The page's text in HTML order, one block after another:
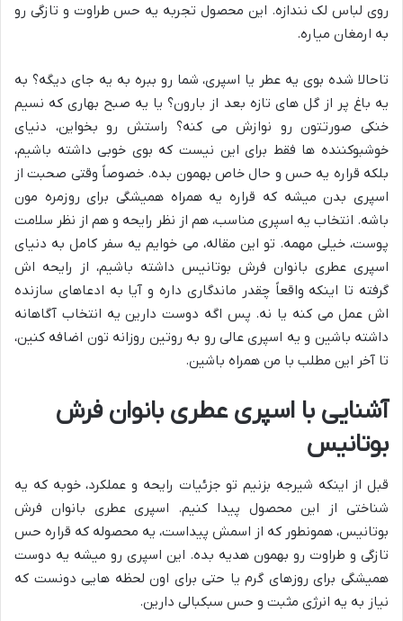
روی لباس لک نندازه. این محصول تجربه یه حس طراوت و تازگی رو
به ارمغان میاره.
تاحالا شده بوی یه عطر یا اسپری، شما رو ببره به یه جای دیگه؟ به
یه باغ پر از گل های تازه بعد از بارون؟ یا یه صبح بهاری که نسیم
خنکی صورتتون رو نوازش می کنه؟ راستش رو بخواین، دنیای
خوشبوکننده ها فقط برای این نیست که بوی خوبی داشته باشیم،
بلکه قراره یه حس و حال خاص بهمون بده. خصوصاً وقتی صحبت از
اسپری بدن میشه که قراره یه همراه همیشگی برای روزمره مون
باشه. انتخاب یه اسپری مناسب، هم از نظر رایحه و هم از نظر سلامت
پوست، خیلی مهمه. تو این مقاله، می خوایم یه سفر کامل به دنیای
اسپری عطری بانوان فرش بوتانیس داشته باشیم، از رایحه اش
گرفته تا اینکه واقعاً چقدر ماندگاری داره و آیا به ادعاهای سازنده
اش عمل می کنه یا نه. پس اگه دوست دارین یه انتخاب آگاهانه
داشته باشین و یه اسپری عالی رو به روتین روزانه تون اضافه کنین،
تا آخر این مطلب با من همراه باشین.
آشنایی با اسپری عطری بانوان فرش
بوتانیس
قبل از اینکه شیرجه بزنیم تو جزئیات رایحه و عملکرد، خوبه که یه
شناختی از این محصول پیدا کنیم. اسپری عطری بانوان فرش
بوتانیس، همونطور که از اسمش پیداست، یه محصوله که قراره حس
تازگی و طراوت رو بهمون هدیه بده. این اسپری رو میشه یه دوست
همیشگی برای روزهای گرم یا حتی برای اون لحظه هایی دونست که
نیاز به یه انرژی مثبت و حس سبکبالی دارین.